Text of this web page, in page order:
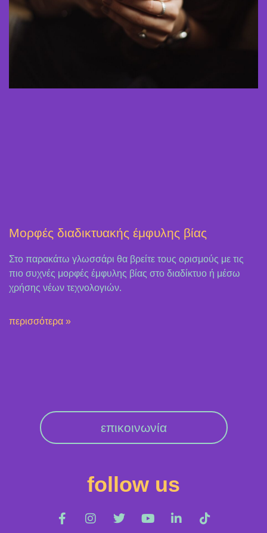
Mορφές διαδικτυακής έμφυλης βίας
Στο παρακάτω γλωσσάρι θα βρείτε τους ορισμούς με τις
πιο συχνές μορφές έμφυλης βίας στο διαδίκτυο ή μέσω
χρήσης νέων τεχνολογιών.
περισσότερα »
επικοινωνία
follow us